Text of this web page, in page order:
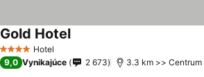
4 Počet hviezdičiek
Hotel
Gold HotelZobraziť ceny
9,0 Vynikajúce 2 673 3.3 km >> Centrum